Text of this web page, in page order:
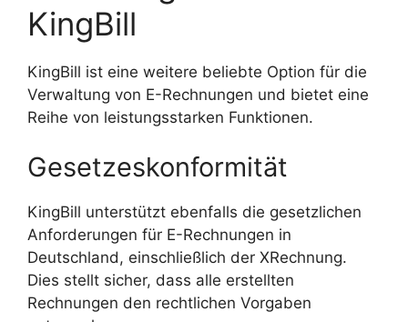
KingBill
KingBill ist eine weitere beliebte Option für die
Verwaltung von E-Rechnungen und bietet eine
Reihe von leistungsstarken Funktionen.
Gesetzeskonformität
KingBill unterstützt ebenfalls die gesetzlichen
Anforderungen für E-Rechnungen in
Deutschland, einschließlich der XRechnung.
Dies stellt sicher, dass alle erstellten
Rechnungen den rechtlichen Vorgaben